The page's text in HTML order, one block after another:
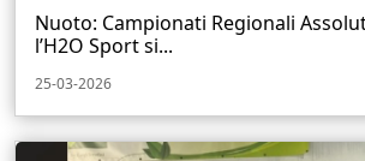
Nuoto: Campionati Regionali
l’H2O Sport si...
25-03-2026